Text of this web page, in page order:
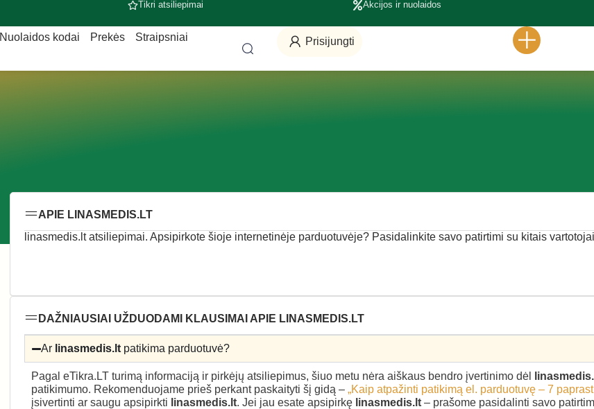
Tikri atsiliepimai Akcijos ir nuolaidos
Nuolaidos kodai Prekės Straipsniai Prisijungti
APIE LINASMEDIS.LT
linasmedis.lt atsiliepimai. Apsipirkote šioje internetinėje parduotuvėje? Pasidalinkite savo patirtimi su kitais
DAŽNIAUSIAI UŽDUODAMI KLAUSIMAI APIE LINASMEDIS.LT
Ar linasmedis.lt patikima parduotuvė?
Pagal eTikra.LT turimą informaciją ir pirkėjų atsiliepimus, šiuo metu nėra aiškaus bendro įvertinimo dėl
patikimumo. Rekomenduojame prieš perkant paskaityti šį gidą – „Kaip atpažinti patikimą el. parduotuvę – 7
įsivertinti ar saugu apsipirkti linasmedis.lt. Jei jau esate apsipirkę linasmedis.lt – prašome pasidalinti savo